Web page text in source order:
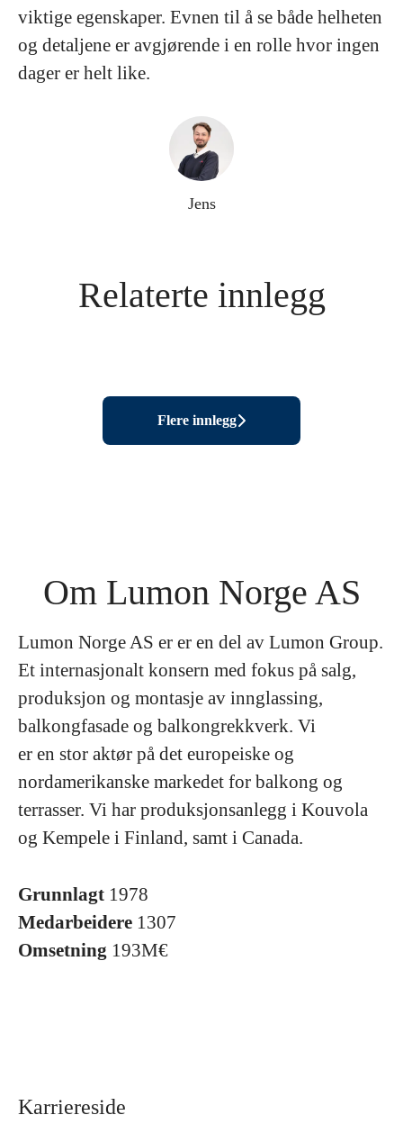
viktige egenskaper. Evnen til å se både helheten
og detaljene er avgjørende i en rolle hvor ingen
dager er helt like.
Jens
Relaterte innlegg
Hverdagen til Service/After-Sales
Mangfoldet i en regional salgssjefs
jobb - Lære noe nytt hver dag
Flere innlegg
Om Lumon Norge AS
Lumon Norge AS er er en del av Lumon Group.
Et internasjonalt konsern med fokus på salg,
produksjon og montasje av innglassing,
balkongfasade og balkongrekkverk. Vi
er en stor aktør på det europeiske og
nordamerikanske markedet for balkong og
terrasser. Vi har produksjonsanlegg i Kouvola
og Kempele i Finland, samt i Canada.
Grunnlagt 1978
Medarbeidere 1307
Omsetning 193M€
Karriereside